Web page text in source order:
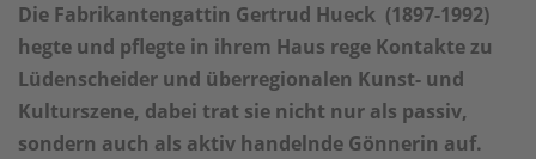
Die Fabrikantengattin Gertrud Hueck (1897-1992)
hegte und pflegte in ihrem Haus rege Kontakte zu
Lüdenscheider und überregionalen Kunst- und
Kulturszene, dabei trat sie nicht nur als passiv,
sondern auch als aktiv handelnde Gönnerin auf.